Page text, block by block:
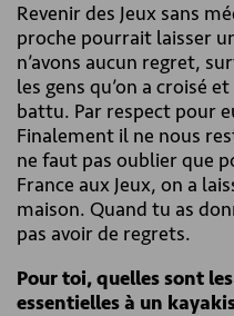
Revenir des Jeux sans
proche pourrait laisser
n’avons aucun regret,
les gens qu’on a croisé
battu. Par respect pour
Finalement il ne nous
ne faut pas oublier que
France aux Jeux, on a
maison. Quand tu as
pas avoir de regrets.
Pour toi, quelles sont
essentielles à un